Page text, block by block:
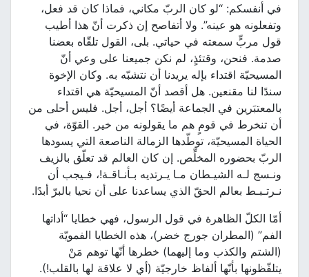
في أنفسكم: “لو كان الربّ مكاني، فماذا كان قد فعل،
وتفعلونه هو عينه”. ولا أتفاصح إن ذكرت أنّ هذا أطيب
قول مربٍّ سمعته في حياتي. بلى، القول تلقّاه بعضنا
صدمة. فنحن، وقتئذٍ، لم نكن جميعنا على وعي أنّ
المسيحيّة اقتداء بإله يريدنا أن نتشبّه به. وكان الإخوة
سندًا لنا مقنعين. هل أقصد أنّ المسيحيّة هي اقتداء
بالمعتبَرين في الجماعة أيضًا؟ أجل، أجل. فليس أحلى من
أن تنخرط في قومٍ هم ما يقولونه من خير. القوّة، في
الحياة المسيحيّة، توطّدها الزمالة الناصعة التي يسودها
الربّ بحضوره المخلِّص. إن كان العالم قد تعلّق بالزيف
ونـسج لـه الشيـطان مـا يـرتديه بـأنـاقـة!، فـيجب أن
نـرتـبـط بعالم الحقّ الذي يساعدنا على أن نحيا بالبرّ أبدًا.
أمّا الكلّ الظاهرة في قول الرسول، فهي خطايا “أداتها
الفم” (المطران جورج خضر)، هذه الخطايا الفمويّة
(الشتم والكذب وما إليهما) خطرها أنّها توهم مَنْ
يتلفّظونها بأنّها ألفاظ خارجيّة (أي لا علاقة لها بالقلب!).